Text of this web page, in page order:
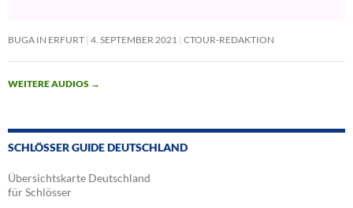
BUGA IN ERFURT 4. SEPTEMBER 2021 CTOUR-REDAKTION
WEITERE AUDIOS →
SCHLÖSSER GUIDE DEUTSCHLAND
Übersichtskarte Deutschland
für Schlösser